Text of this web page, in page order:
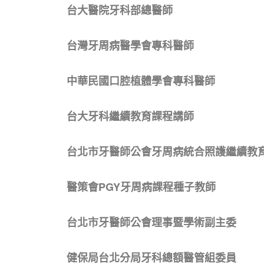
台大醫院牙科部總醫師
台灣牙周病醫學會專科醫師
中華民國口腔植體學會專科醫師
台大牙科繼續教育課程講師
台北市牙醫師公會牙周病統合照護繼續教
醫策會PGY牙周病課程種子教師
台北市牙醫師公會理事暨學術副主委
健保局台北分局牙科總額醫管組委員